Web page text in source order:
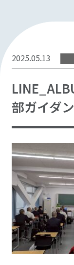
2025.05.13
部ガイダ